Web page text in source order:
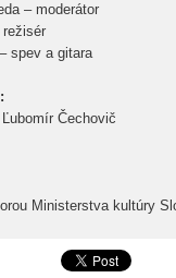
– moderátor
spev a gitara
Čechovič
Ministerstva kultúry